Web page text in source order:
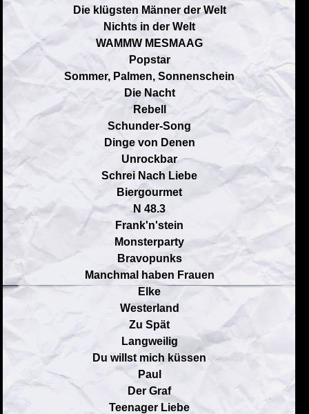
Die klügsten Männer der Welt
Nichts in der Welt
WAMMW MESMAAG
Popstar
Sommer, Palmen, Sonnenschein
Die Nacht
Rebell
Schunder-Song
Dinge von Denen
Unrockbar
Schrei Nach Liebe
Biergourmet
N 48.3
Frank'n'stein
Monsterparty
Bravopunks
Manchmal haben Frauen
Elke
Westerland
Zu Spät
Langweilig
Du willst mich küssen
Paul
Der Graf
Teenager Liebe